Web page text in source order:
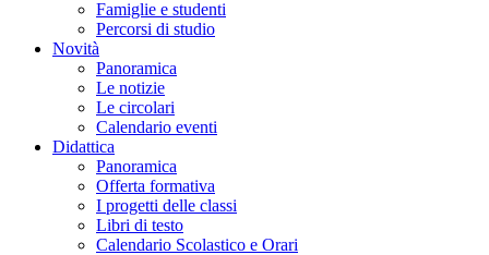
Famiglie e studenti
Percorsi di studio
Novità
Panoramica
Le notizie
Le circolari
Calendario eventi
Didattica
Panoramica
Offerta formativa
I progetti delle classi
Libri di testo
Calendario Scolastico e Orari